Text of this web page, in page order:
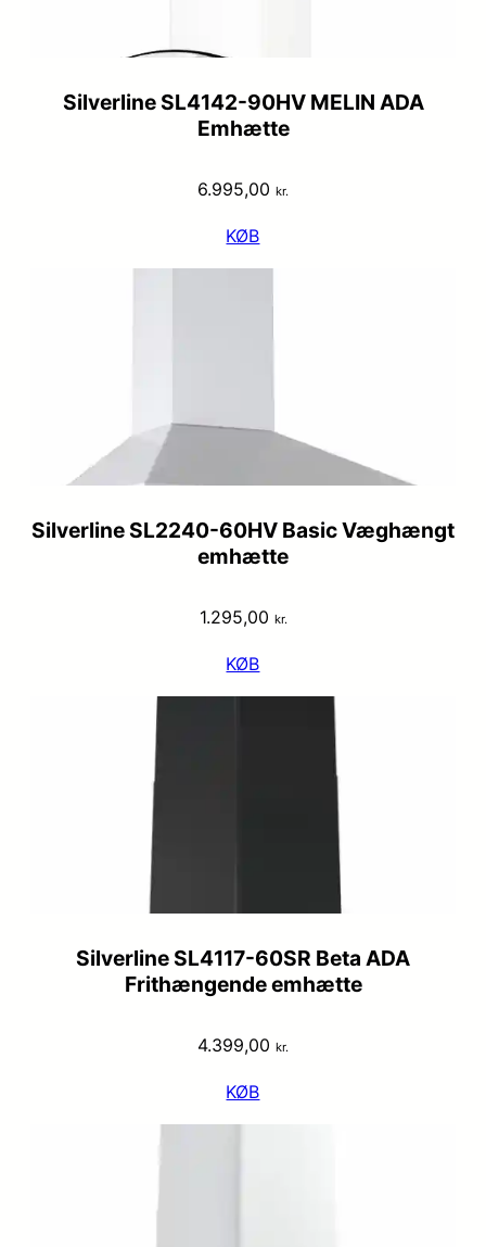
Silverline SL4142-90HV MELIN ADA
Emhætte
6.995,00 kr.
KØB
Silverline SL2240-60HV Basic Væghængt
emhætte
1.295,00 kr.
KØB
Silverline SL4117-60SR Beta ADA
Frithængende emhætte
4.399,00 kr.
KØB